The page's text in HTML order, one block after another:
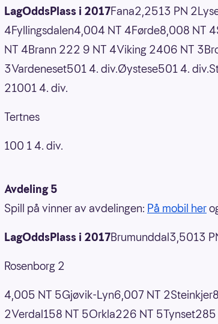
LagOddsPlass i 2017Fana2,2513 PN
4Fyllingsdalen4,004 NT 4Førde8,008 NT
NT 4Brann 222 9 NT 4Viking 2406 NT
3Vardeneset501 4. div.Øystese501 4.
21001 4. div.
Tertnes
100 1 4. div.
Avdeling 5
Spill på vinner av avdelingen: På mobil her
LagOddsPlass i 2017Brumunddal3,5013
Rosenborg 2
4,005 NT 5Gjøvik-Lyn6,007 NT
2Verdal158 NT 5Orkla226 NT